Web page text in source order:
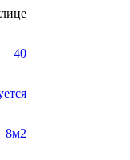
40
8м2